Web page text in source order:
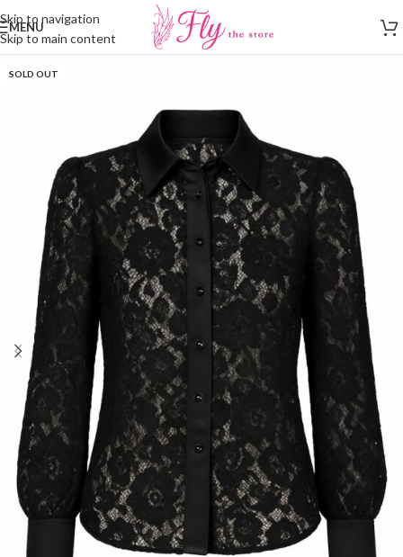
Skip to navigation
Skip to main content
MENU
SOLD OUT